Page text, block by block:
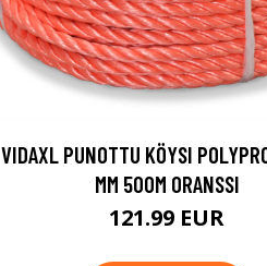
VIDAXL PUNOTTU KÖYSI
MM 500M ORANSSI
121.99 EUR